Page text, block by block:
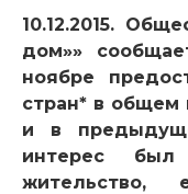
10.12.2015.
дом»»
ноябре
стран* в общем
и в
интерес
жительство,